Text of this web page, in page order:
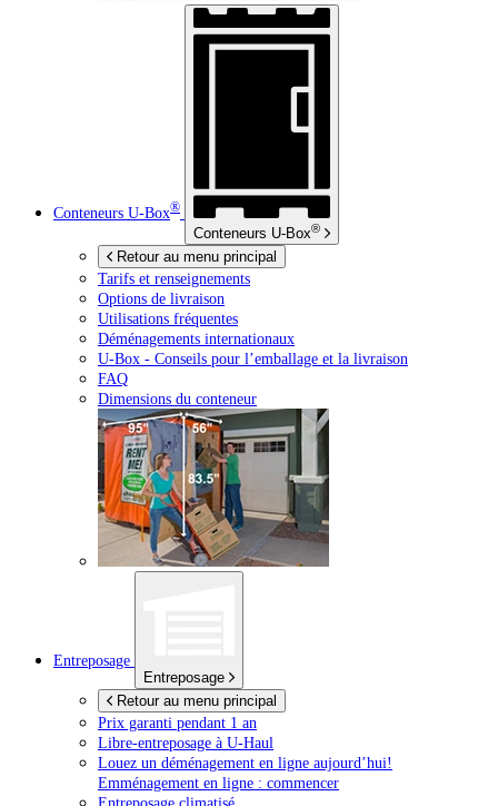
Conteneurs U-Box®
Conteneurs U-Box®
Retour au menu principal
Tarifs et renseignements
Options de livraison
Utilisations fréquentes
Déménagements internationaux
U-Box - Conseils pour l’emballage et la livraison
FAQ
Dimensions du conteneur
Entreposage
Entreposage
Retour au menu principal
Prix garanti pendant 1 an
Libre-entreposage à U-Haul
Louez un déménagement en ligne aujourd’hui!
Emménagement en ligne : commencer
Entreposage climatisé